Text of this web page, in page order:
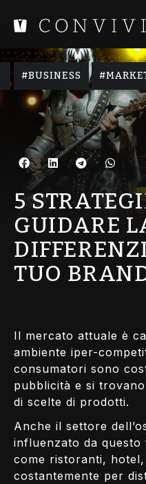
BUSINESS ,
5
GUIDARE
TUO
Il mercato attuale è
ambiente iper-
consumatori sono
pubblicità e si
di scelte di prodotti.
Anche il settore
influenzato da questo
come ristoranti,
costantemente per